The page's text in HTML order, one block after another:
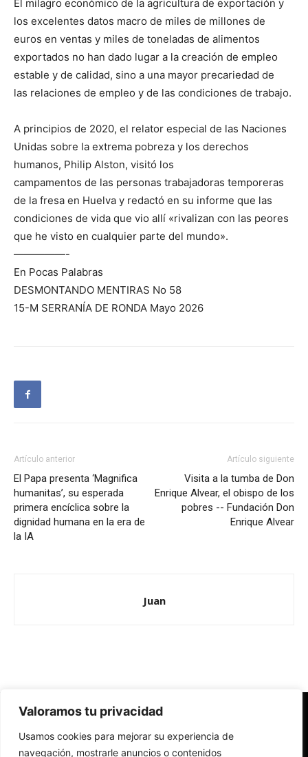
Valoramos tu privacidad
Usamos cookies para mejorar su experiencia de
navegación, mostrarle anuncios o contenidos
El milagro económico de la agricultura de exportación y
los excelentes datos macro de miles de millones de
euros en ventas y miles de toneladas de alimentos
exportados no han dado lugar a la creación de empleo
estable y de calidad, sino a una mayor precariedad de
las relaciones de empleo y de las condiciones de trabajo.
A principios de 2020, el relator especial de las Naciones
Unidas sobre la extrema pobreza y los derechos
humanos, Philip Alston, visitó los
campamentos de las personas trabajadoras temporeras
de la fresa en Huelva y redactó en su informe que las
condiciones de vida que vio allí «rivalizan con las peores
que he visto en cualquier parte del mundo».
—————-
En Pocas Palabras
DESMONTANDO MENTIRAS No 58
15-M SERRANÍA DE RONDA Mayo 2026
Artículo anterior
El Papa presenta ‘Magnifica
humanitas’, su esperada
primera encíclica sobre la
dignidad humana en la era de
la IA
Artículo siguiente
Visita a la tumba de Don
Enrique Alvear, el obispo de los
pobres -- Fundación Don
Enrique Alvear
Juan
Redes Cristianas
Una mirada alternativa sobre la Iglesia católica y la sociedad
- Colectivos de Redes Cristianas